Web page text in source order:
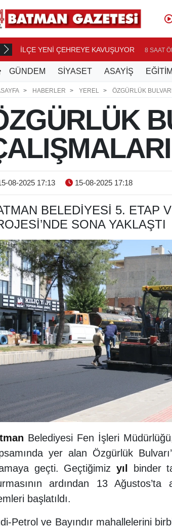
İLÇE YENİ ÇEHREYE KAVUŞUYOR 8 SAAT
GÜNDEM SİYASET ASAYİŞ EĞİTİM
HABERLER YEREL ÖZGÜRLÜK
08-2025 17:13 15-08-2025 17:18
BELEDİYESİ 5. ETAP
SONA YAKLAŞTI
Belediyesi Fen İşleri
yer alan Özgürlük
geçti. Geçtiğimiz yıl
binder
ardından 13
başlatıldı.
Petrol ve Bayındır mahallelerini